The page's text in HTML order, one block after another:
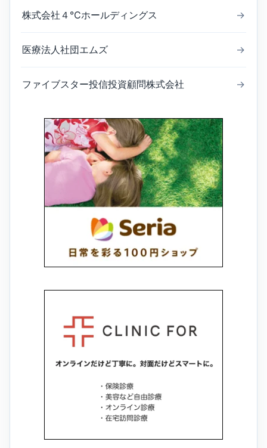
株式会社４℃ホールディングス →
医療法人社団エムズ →
ファイブスター投信投資顧問株式会社 →